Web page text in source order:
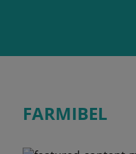
FARMIBEL